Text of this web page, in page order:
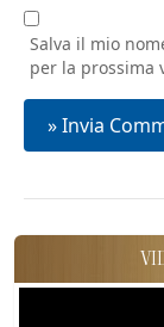
Salva il mio
per la prossima